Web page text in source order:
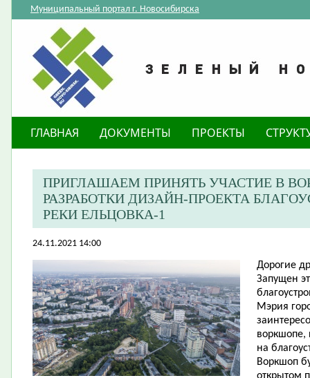
Муниципальный портал г. Новосибирска
ГЛАВНАЯ ДОКУМЕНТЫ ПРОЕКТЫ
ПРИГЛАШАЕМ ПРИНЯТЬ УЧАСТИЕ В
РАЗРАБОТКИ ДИЗАЙН-ПРОЕКТА
РЕКИ ЕЛЬЦОВКА-1
24.11.2021 14:00
Дорогие
Запущен
Мэрия
воркшопе,
на
Воркшоп